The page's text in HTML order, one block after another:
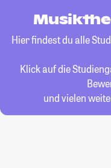
Hier findest du alle
Klick auf die
und vielen